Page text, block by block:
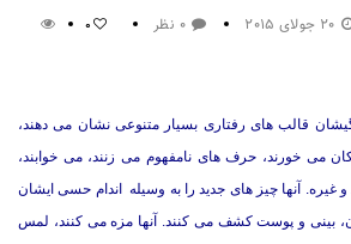
20 جولای 2015 0 نظر 0
قالب های رفتاری بسیار متنوعی نشان می دهند،
می خورند، حرف های نامفهوم می زنند، می خوابند،
غیره. آنها چیز های جدید را به وسیله اندام حسی ایشان
بینی و پوست کشف می کنند. آنها مزه می کنند، لمس